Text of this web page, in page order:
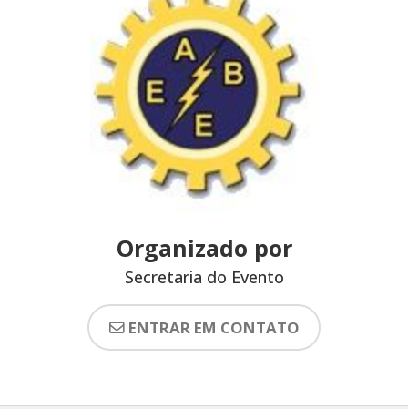
Organizado por
Secretaria do Evento
ENTRAR EM CONTATO